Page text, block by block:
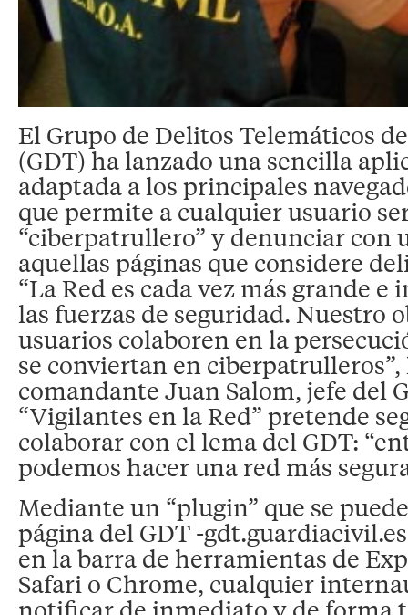
El Grupo de Delitos Telemáticos
(GDT) ha lanzado una sencilla
adaptada a los principales
que permite a cualquier usuario
“ciberpatrullero” y denunciar con
aquellas páginas que considere
“La Red es cada vez más grande e
las fuerzas de seguridad. Nuestro
usuarios colaboren en la
se conviertan en
comandante Juan Salom, jefe del
“Vigilantes en la Red” pretende
colaborar con el lema del GDT:
podemos hacer una red más
Mediante un “plugin” que se
página del GDT -
en la barra de herramientas de
Safari o Chrome, cualquier
notificar de inmediato y de forma